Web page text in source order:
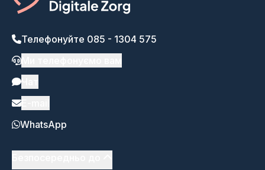
Телефонуйте 085 - 1304 575
WhatsApp